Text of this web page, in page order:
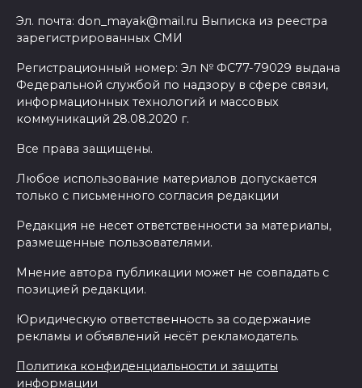
Эл. почта: don_mayak@mail.ru Выписка из реестра
зарегистрированных СМИ
Регистрационный номер: Эл № ФС77-79029 выдана
Федеральной службой по надзору в сфере связи,
информационных технологий и массовых
коммуникаций 28.08.2020 г.
Все права защищены.
Любое использование материалов допускается
только с письменного согласия редакции
Редакция не несет ответственности за материалы,
размещенные пользователями.
Мнение автора публикации может не совпадать с
позицией редакции.
Юридическую ответственность за содержание
рекламы и объявлений несёт рекламодатель.
Политика конфиденциальности и защиты
информации